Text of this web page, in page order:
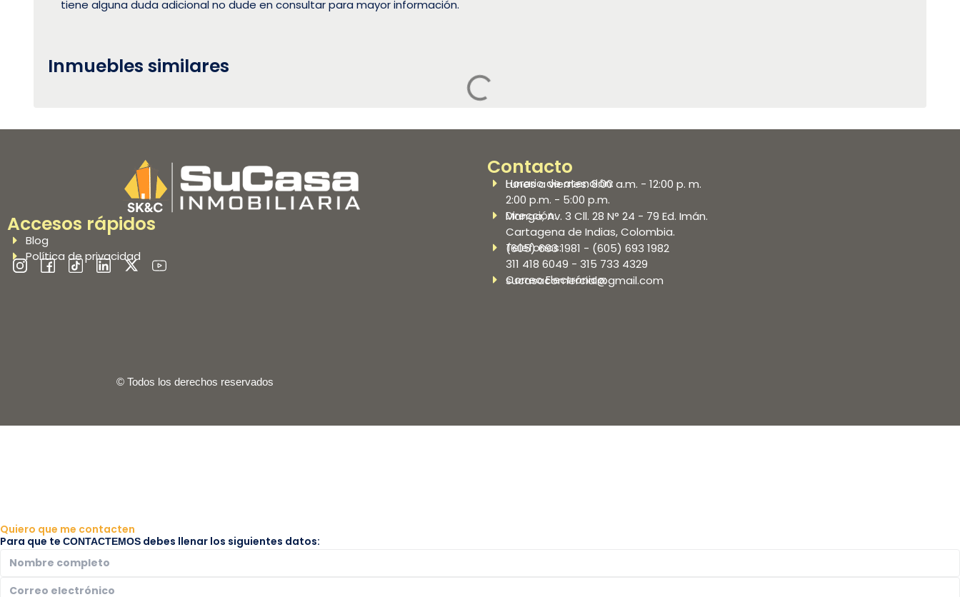
tiene alguna duda adicional no dude en consultar para mayor información.
Inmuebles similares
Accesos rápidos
Blog
Política de privacidad
Contacto
Horario de atención:
Lunes a viernes: 8:00 a.m. - 12:00 p. m.
2:00 p.m. - 5:00 p.m.
Dirección:
Manga, Av. 3 Cll. 28 N° 24 - 79 Ed. Imán.
Cartagena de Indias, Colombia.
Telefonos:
(605) 693 1981 - (605) 693 1982
311 418 6049 - 315 733 4329
Correo Electrónico:
sucasacomercial@gmail.com
© Todos los derechos reservados
Quiero que me contacten
Para que te CONTACTEMOS debes llenar los siguientes datos: